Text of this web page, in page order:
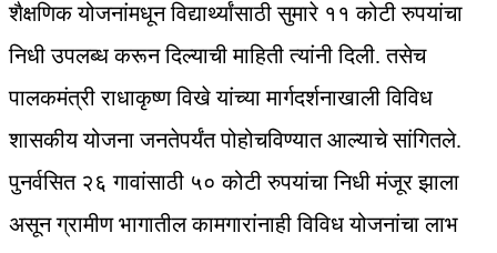
शैक्षणिक योजनांमधून विद्यार्थ्यांसाठी सुमारे ११ कोटी रुपयांचा
निधी उपलब्ध करून दिल्याची माहिती त्यांनी दिली. तसेच
पालकमंत्री राधाकृष्ण विखे यांच्या मार्गदर्शनाखाली विविध
शासकीय योजना जनतेपर्यंत पोहोचविण्यात आल्याचे सांगितले.
पुनर्वसित २६ गावांसाठी ५० कोटी रुपयांचा निधी मंजूर झाला
असून ग्रामीण भागातील कामगारांनाही विविध योजनांचा लाभ